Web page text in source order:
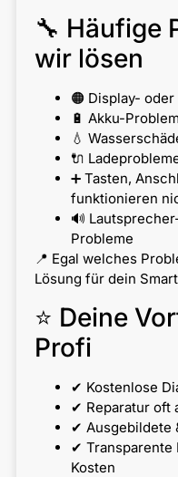
🔧 Häufige
wir lösen
🟠 Display-
🔋 Akku-
💧
🔌
➕ Tasten,
funktionieren
🔊
Probleme
📍 Egal welches
Lösung für dein
⭐ Deine
Profi
✔ Kostenlose
✔ Reparatur oft
✔ Ausgebildete
✔ Transparente
Kosten